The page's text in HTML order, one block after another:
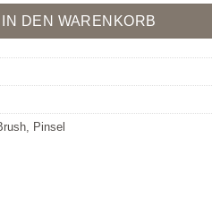
IN DEN WARENKORB
Pinsel